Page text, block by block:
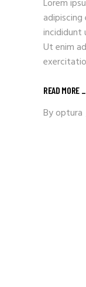
Lorem
incididunt
Ut enim
READ MORE _
Byoptura